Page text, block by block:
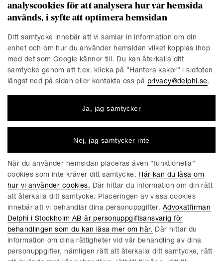
KONTAKT
Stockholm Malmö
Presskontakt Göteborg
Linköping
Advokatfirman Delphi är en progressiv affärsjuridisk
advokatbyrå med erkända specialister inom de flesta av
varav ungefär 150 jurister. Våra kontor finns i Stockholm,
ALLMÄNNA VILLKOR FÖR DELPHIS TJÄNSTER
KAKOR
HANTERA KAKOR
INTEGRITETSPOLICY
analyscookies för att analysera hur vår hemsida
används, i syfte att optimera hemsidan
Ditt samtycke innebär att vi samlar in information om din
enhet och om hur du använder hemsidan vilket kopplas ihop
med det som Google känner till. Du kan återkalla ditt
samtycke genom att t.ex. klicka på ”Hantera kakor” i sidfoten
längst ned på sidan eller kontakta oss på privacy@delphi.se.
Ja, jag samtycker
Nej, jag samtycker inte
När du använder hemsidan placeras även ”funktionella”
cookies som inte kräver ditt samtycke. Här kan du läsa om
hur vi använder cookies. Där hittar du information om din rätt
att återkalla ditt samtycke. Placeringen av vissa cookies
innebär att vi behandlar dina personuppgifter. Advokatfirman
Delphi i Stockholm AB är personuppgiftsansvarig för
behandlingen som du kan läsa mer om här. Där hittar du
information om dina rättigheter vid vår behandling av dina
personuppgifter, nämligen rätt att återkalla ditt samtycke, rätt